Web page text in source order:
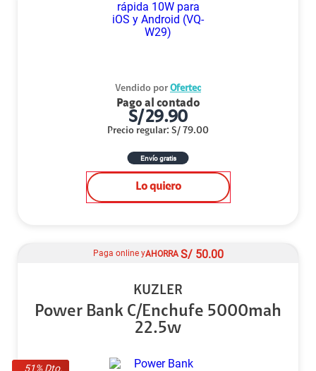
Vendido por Ofertec
Pago al contado
S/29.90
Precio regular: S/ 79.00
Envío gratis
Lo quiero
51% Dto.
Paga online yAHORRA S/ 50.00
KUZLER
Power Bank C/Enchufe 5000mah
22.5w